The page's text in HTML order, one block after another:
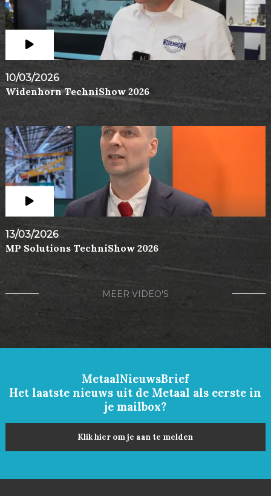
10/03/2026
Widenhorn TechniShow 2026
13/03/2026
MP Solutions TechniShow 2026
MEER VIDEO'S
MetaalNieuwsBrief
Het laatste nieuws uit de Metaal als eerste in
je mailbox?
Klik hier om je aan te melden